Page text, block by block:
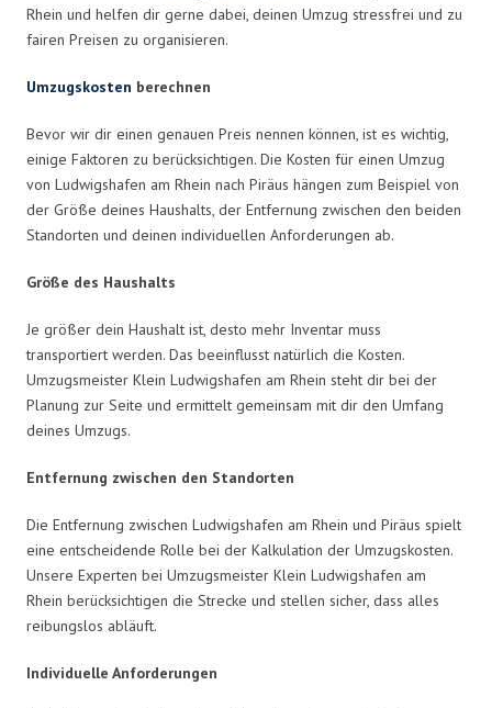
Rhein und helfen dir gerne dabei, deinen Umzug stressfrei und zu
fairen Preisen zu organisieren.
Umzugskosten berechnen
Bevor wir dir einen genauen Preis nennen können, ist es wichtig,
einige Faktoren zu berücksichtigen. Die Kosten für einen Umzug
von Ludwigshafen am Rhein nach Piräus hängen zum Beispiel von
der Größe deines Haushalts, der Entfernung zwischen den beiden
Standorten und deinen individuellen Anforderungen ab.
Größe des Haushalts
Je größer dein Haushalt ist, desto mehr Inventar muss
transportiert werden. Das beeinflusst natürlich die Kosten.
Umzugsmeister Klein Ludwigshafen am Rhein steht dir bei der
Planung zur Seite und ermittelt gemeinsam mit dir den Umfang
deines Umzugs.
Entfernung zwischen den Standorten
Die Entfernung zwischen Ludwigshafen am Rhein und Piräus spielt
eine entscheidende Rolle bei der Kalkulation der Umzugskosten.
Unsere Experten bei Umzugsmeister Klein Ludwigshafen am
Rhein berücksichtigen die Strecke und stellen sicher, dass alles
reibungslos abläuft.
Individuelle Anforderungen